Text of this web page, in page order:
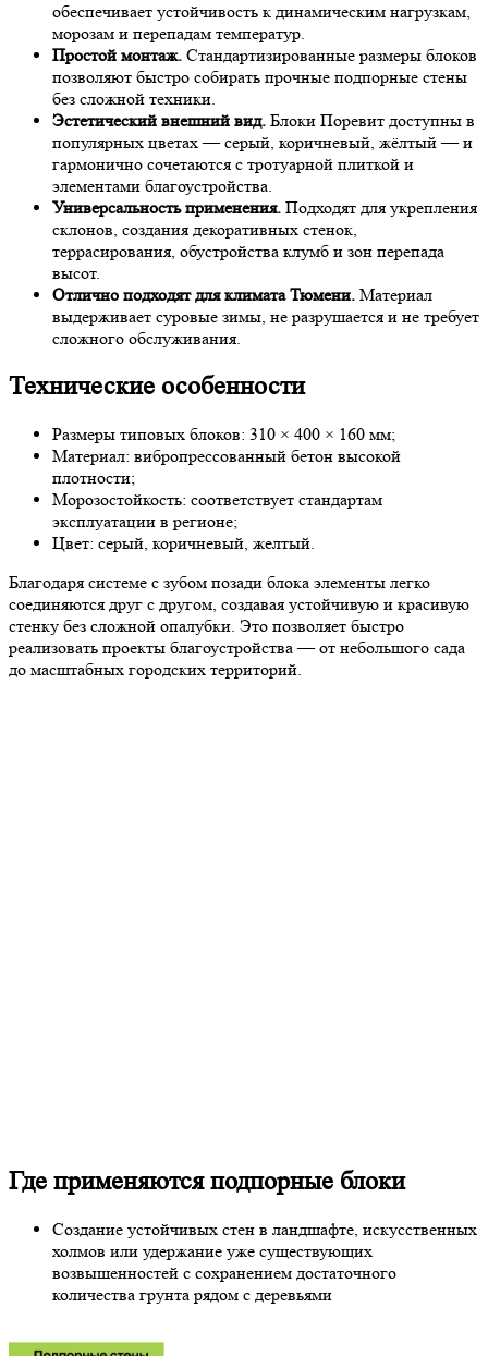
обеспечивает устойчивость к динамическим нагрузкам,
морозам и перепадам температур.
Простой монтаж. Стандартизированные размеры блоков
позволяют быстро собирать прочные подпорные стены
без сложной техники.
Эстетический внешний вид. Блоки Поревит доступны в
популярных цветах — серый, коричневый, жёлтый — и
гармонично сочетаются с тротуарной плиткой и
элементами благоустройства.
Универсальность применения. Подходят для укрепления
склонов, создания декоративных стенок,
террасирования, обустройства клумб и зон перепада
высот.
Отлично подходят для климата Тюмени. Материал
выдерживает суровые зимы, не разрушается и не требует
сложного обслуживания.
Технические особенности
Размеры типовых блоков: 310 × 400 × 160 мм;
Материал: вибропрессованный бетон высокой
плотности;
Морозостойкость: соответствует стандартам
эксплуатации в регионе;
Цвет: серый, коричневый, желтый.
Благодаря системе с зубом позади блока элементы легко
соединяются друг с другом, создавая устойчивую и красивую
стенку без сложной опалубки. Это позволяет быстро
реализовать проекты благоустройства — от небольшого сада
до масштабных городских территорий.
Где применяются подпорные блоки
Создание устойчивых стен в ландшафте, искусственных
холмов или удержание уже существующих
возвышенностей с сохранением достаточного
количества грунта рядом с деревьями